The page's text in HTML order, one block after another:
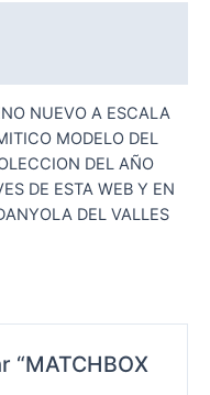
NUEVO A ESCALA
MODELO DEL
DEL AÑO
DE ESTA WEB Y EN
DEL VALLES
“MATCHBOX